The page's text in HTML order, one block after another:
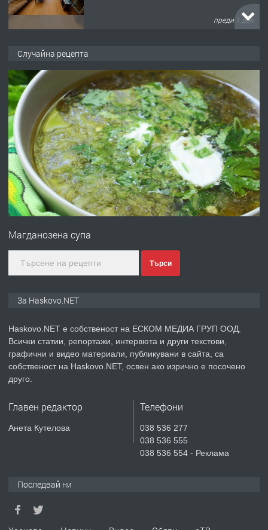
преди 1 ден
АПАРТАМЕНТ В ЦЕНТЪРА НА ГР.
ХАСКОВО
преди 2 дни
ПРЕДЛАГА Давам гараж под наем
преди 2 дни
ПРЕДЛАГА
№4120 Магазин/Офис под наем в кв.
преди 3 дни
ПРЕДЛАГА
Продавам парцел в гр. Хасково кв.
СГЛОБЯВАНЕ НА МЕБЕЛИ.
Случайна рецепта
Магданозена супа
Търси
За Haskovo.NET
Haskovo.NET е собственост на ЕСКОМ МЕДИА ГРУП ООД.
Всички статии, репортажи, интервюта и други текстови,
графични и видео материали, публикувани в сайта, са
собственост на Haskovo.NET, освен ако изрично е посочено
друго.
Главен редактор
Анета Кутелова
Телефони
038 536 277
038 536 555
038 536 554 - Реклама
Последвай ни